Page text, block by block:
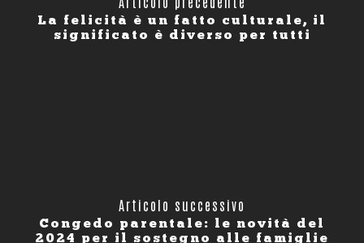
La felicità è un fatto culturale, il
significato è diverso per tutti
Articolo successivo
Congedo parentale: le novità del
2024 per il sostegno alle famiglie